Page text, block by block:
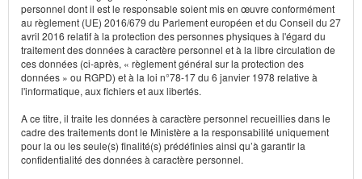
personnel dont il est le responsable soient mis en œuvre conformément
au règlement (UE) 2016/679 du Parlement européen et du Conseil du 27
avril 2016 relatif à la protection des personnes physiques à l'égard du
traitement des données à caractère personnel et à la libre circulation de
ces données (ci-après, « règlement général sur la protection des
données » ou RGPD) et à la loi n°78-17 du 6 janvier 1978 relative à
l'informatique, aux fichiers et aux libertés.
A ce titre, il traite les données à caractère personnel recueillies dans le
cadre des traitements dont le Ministère a la responsabilité uniquement
pour la ou les seule(s) finalité(s) prédéfinies ainsi qu’à garantir la
confidentialité des données à caractère personnel.